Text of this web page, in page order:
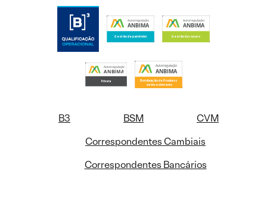
B3 BSM
CVM
Correspondentes Cambiais
Correspondentes Bancários